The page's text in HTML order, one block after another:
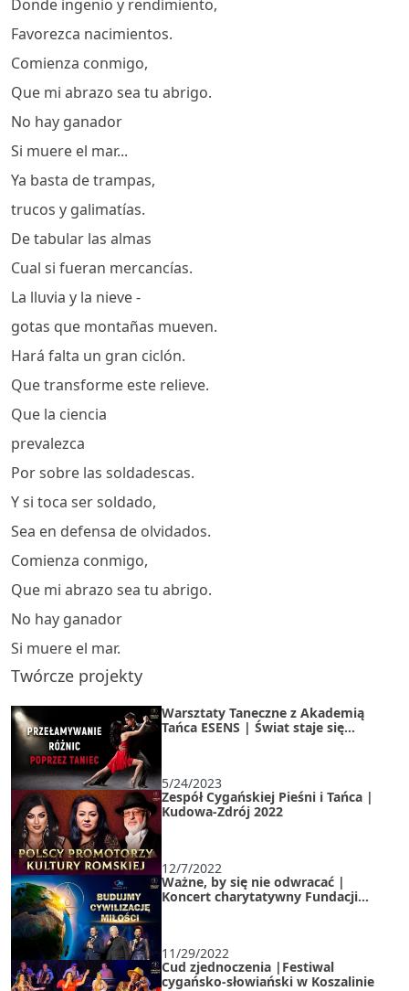
Donde ingenio y rendimiento,
Favorezca nacimientos.
Comienza conmigo,
Que mi abrazo sea tu abrigo.
No hay ganador
Si muere el mar...
Ya basta de trampas,
trucos y galimatías.
De tabular las almas
Cual si fueran mercancías.
La lluvia y la nieve -
gotas que montañas mueven.
Hará falta un gran ciclón.
Que transforme este relieve.
Que la ciencia
prevalezca
Por sobre las soldadescas.
Y si toca ser soldado,
Sea en defensa de olvidados.
Comienza conmigo,
Que mi abrazo sea tu abrigo.
No hay ganador
Si muere el mar.
Twórcze projekty
Warsztaty Taneczne z Akademią
Tańca ESENS | Świat staje się
5/24/2023
Zespół Cygańskiej Pieśni i Tańca |
Kudowa-Zdrój 2022
12/7/2022
Ważne, by się nie odwracać |
Koncert charytatywny Fundacji
11/29/2022
Cud zjednoczenia |Festiwal
cygańsko-słowiański w Koszalinie